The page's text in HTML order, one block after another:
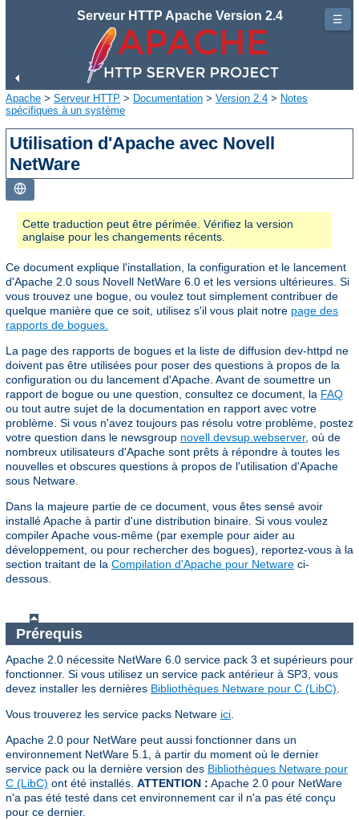
Serveur HTTP Apache Version 2.4
Apache > Serveur HTTP > Documentation > Version 2.4 > Notes
spécifiques à un système
Utilisation d'Apache avec Novell
NetWare
Cette traduction peut être périmée. Vérifiez la version
anglaise pour les changements récents.
Ce document explique l'installation, la configuration et le lancement
d'Apache 2.0 sous Novell NetWare 6.0 et les versions ultérieures. Si
vous trouvez une bogue, ou voulez tout simplement contribuer de
quelque manière que ce soit, utilisez s'il vous plait notre page des
rapports de bogues.
La page des rapports de bogues et la liste de diffusion dev-httpd ne
doivent pas être utilisées pour poser des questions à propos de la
configuration ou du lancement d'Apache. Avant de soumettre un
rapport de bogue ou une question, consultez ce document, la FAQ
ou tout autre sujet de la documentation en rapport avec votre
problème. Si vous n'avez toujours pas résolu votre problème, postez
votre question dans le newsgroup novell.devsup.webserver, où de
nombreux utilisateurs d'Apache sont prêts à répondre à toutes les
nouvelles et obscures questions à propos de l'utilisation d'Apache
sous Netware.
Dans la majeure partie de ce document, vous êtes sensé avoir
installé Apache à partir d'une distribution binaire. Si vous voulez
compiler Apache vous-même (par exemple pour aider au
développement, ou pour rechercher des bogues), reportez-vous à la
section traitant de la Compilation d'Apache pour Netware ci-
dessous.
Prérequis
Apache 2.0 nécessite NetWare 6.0 service pack 3 et supérieurs pour
fonctionner. Si vous utilisez un service pack antérieur à SP3, vous
devez installer les dernières Bibliothèques Netware pour C (LibC)
Vous trouverez les service packs Netware ici
Apache 2.0 pour NetWare peut aussi fonctionner dans un
environnement NetWare 5.1, à partir du moment où le dernier
service pack ou la dernière version des Bibliothèques Netware pour
C (LibC) ont été installés. ATTENTION : Apache 2.0 pour NetWare
n'a pas été testé dans cet environnement car il n'a pas été conçu
pour ce dernier.
☰